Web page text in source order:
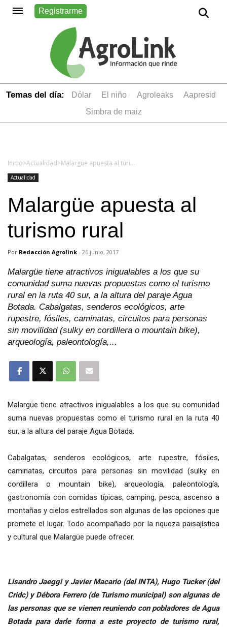
Registrarme
Temas del día: dólar el niño Agroleaks
aapresid
simbra de maiz
Inicio>Actualidad> Malargüe apuesta al turismo rural
Actualidad
Malargüe apuesta al
turismo rural
Por Redacción Agrolink - 26 junio, 2017
Malargüe tiene atractivos inigualables a los que su
comunidad suma nuevas propuestas como el turismo
rural en la ruta 40 sur, a la altura del paraje Agua
Botada. Cabalgatas, senderos ecológicos, arte
rupestre, fósiles, caminatas, circuitos para personas
sin movilidad (sulky en cordillera o mountain bike),
arqueología, paleontología,...
Malargüe tiene atractivos inigualables a los que su comunidad
suma nuevas propuestas como el turismo rural en la ruta 40
sur, a la altura del paraje Agua Botada.
Cabalgatas, senderos ecológicos, arte rupestre, fósiles,
caminatas, circuitos para personas sin movilidad (sulky en
cordillera o mountain bike), arqueología, paleontología,
gastronomía con comidas típicas, camping, pesca, ascenso a
montañas y cielos estrellados son algunas de las opciones que
promete el lugar. Todo acompañado por la riqueza paisajística
y cultural que Malargüe puede ofrecer.
Lisandro Jaeggi y Javier Macario (del INTA), Hugo Tucker (del
Cridc) y Débora Ferrero (de Turismo municipal) son algunas de
las personas que se vienen reuniendo con pobladores de Agua
Botada para darle forma a este proyecto de turismo rural,